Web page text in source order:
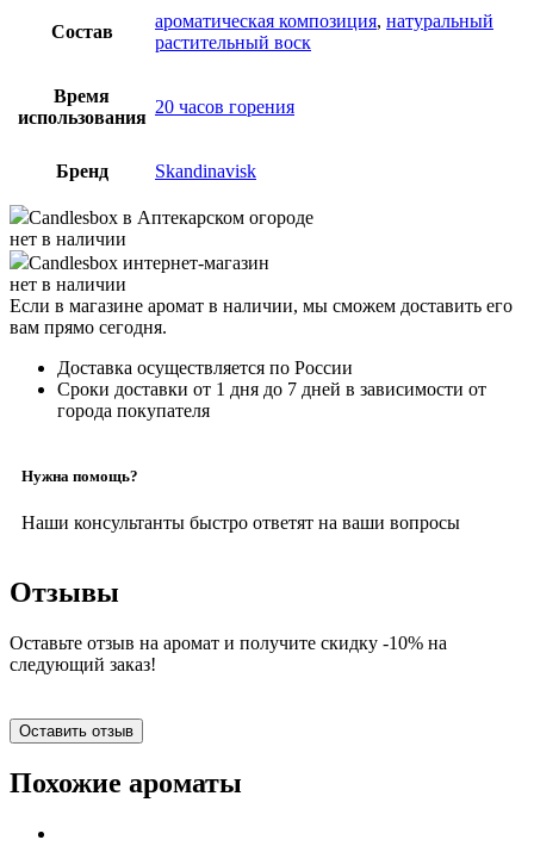
Состав
ароматическая композиция, натуральный
растительный воск
Время
использования
20 часов горения
Бренд Skandinavisk
Candlesbox в Аптекарском огороде
нет в наличии
Candlesbox интернет-магазин
нет в наличии
Если в магазине аромат в наличии, мы сможем доставить его
вам прямо сегодня.
Доставка осуществляется по России
Сроки доставки от 1 дня до 7 дней в зависимости от
города покупателя
Нужна помощь?
Наши консультанты быстро ответят на ваши вопросы
Отзывы
Оставьте отзыв на аромат и получите скидку -10% на
следующий заказ!
Оставить отзыв
Похожие ароматы